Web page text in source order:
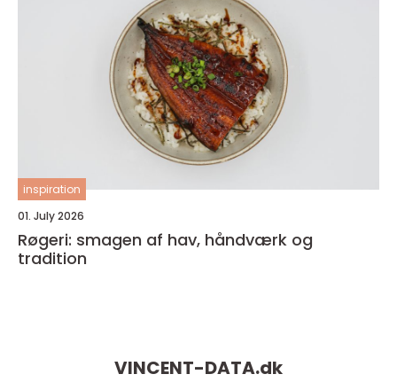
inspiration
01. July 2026
Røgeri: smagen af hav, håndværk og
tradition
VINCENT-DATA.dk